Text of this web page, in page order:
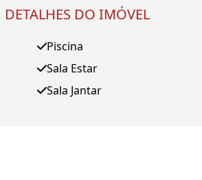
DETALHES DO IMÓVEL
Piscina
Sala Estar
Sala Jantar